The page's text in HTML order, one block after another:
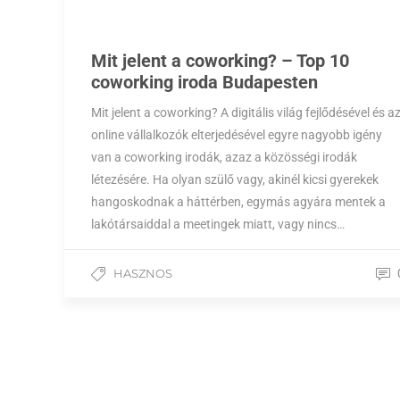
Mit jelent a coworking? – Top 10
coworking iroda Budapesten
Mit jelent a coworking? A digitális világ fejlődésével és az
online vállalkozók elterjedésével egyre nagyobb igény
van a coworking irodák, azaz a közösségi irodák
létezésére. Ha olyan szülő vagy, akinél kicsi gyerekek
hangoskodnak a háttérben, egymás agyára mentek a
lakótársaiddal a meetingek miatt, vagy nincs…
HASZNOS